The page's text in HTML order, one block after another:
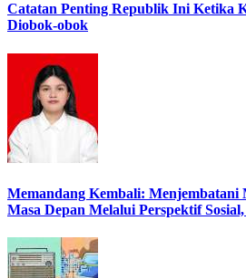
Catatan Penting Republik Ini Ketika
Diobok-obok
Memandang Kembali: Menjembatani
Masa Depan Melalui Perspektif